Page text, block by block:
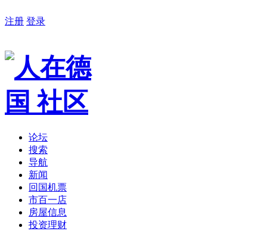
注册 登录
论坛
搜索
导航
新闻
回国机票
市百一店
房屋信息
投资理财